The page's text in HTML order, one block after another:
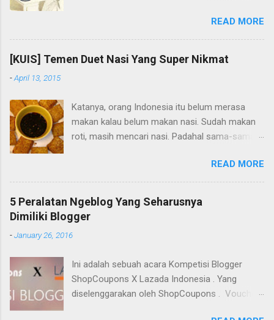
rumah orangtua di kampong, saya suka nyoba-
nyoba resep sendiri. Waktu SMA, saya pengen
nyoba bikin pudding kentang resep dari teman.
Saya minta uang sama ibu buat beli bahan-
colek-colek aja, rasanya sih enak. Tapi kalau
penampakannya mengerikan, ga ada yang mau
makan. Sejak itu, ga berani nyoba-nyoba masak
READ MORE
[KUIS] Temen Duet Nasi Yang Super Nikmat
-April 13, 2015
Katanya, orang Indonesia itu belum merasa
makan kalau belum makan nasi. Sudah makan
roti, masih mencari nasi. Padahal sama-sama
masyarakat kita di Indonesia. Nasi nikmat
disantap dengan masakan apapun, walaupun
cuma satu jenis lauk. Ini dia 3 teman duet nasi
yang nikmat dan khas Indonesia versi saya:
READ MORE
5 Peralatan Ngeblog Yang Seharusnya
Dimiliki Blogger
-January 26, 2016
Ini adalah sebuah acara Kompetisi Blogger
ShopCoupons X Lazada Indonesia . Yang
diselenggarakan oleh ShopCoupons . Voucher